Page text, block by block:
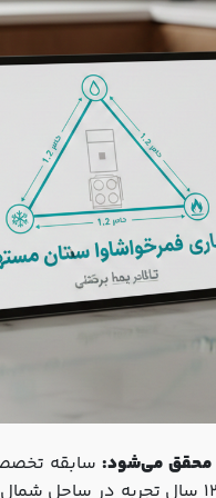
سابقه
شفافیت در قرارداد با بندهای حفاظت از حقوق مشتری، و سیستم تحویل مبتنی بر